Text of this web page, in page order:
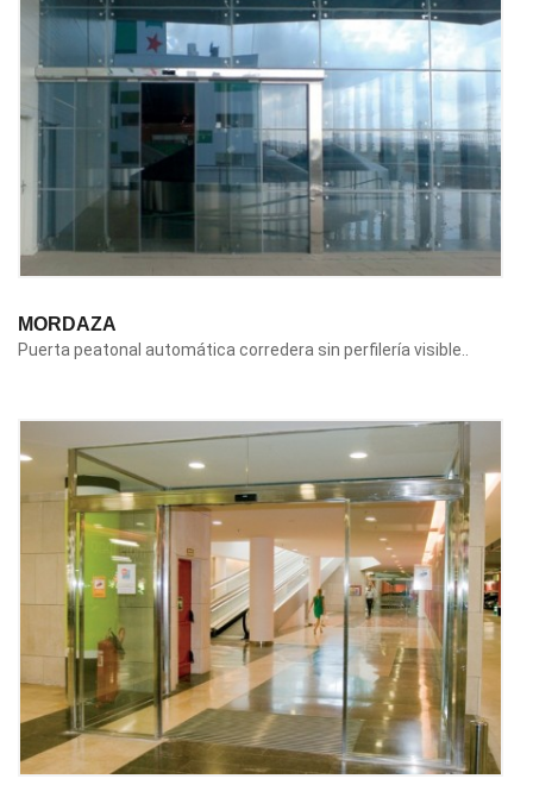
MORDAZA
Puerta peatonal automática corredera sin perfilería visible..